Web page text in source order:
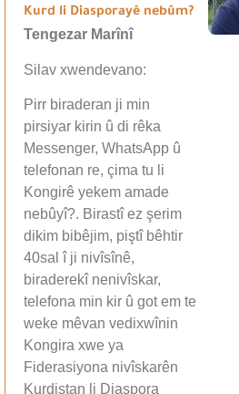
Kurd li Diasporayê nebûm?
Tengezar Marînî
Silav xwendevano:
Pirr biraderan ji min
pirsiyar kirin û di rêka
Messenger, WhatsApp û
telefonan re, çima tu li
Kongirê yekem amade
nebûyî?. Birastî ez şerim
dikim bibêjim, piştî bêhtir
40sal î ji nivîsînê,
biraderekî nenivîskar,
telefona min kir û got em te
weke mêvan vedixwînin
Kongira xwe ya
Fiderasiyona nivîskarên
Kurdistan li Diaspora